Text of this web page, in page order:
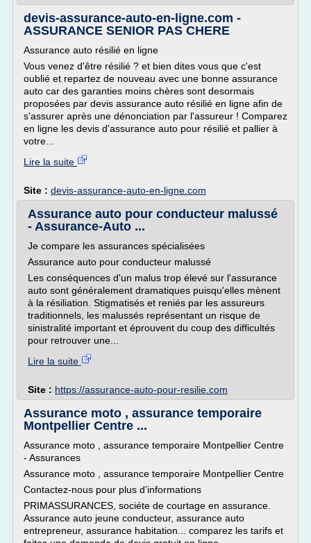
devis-assurance-auto-en-ligne.com -
ASSURANCE SENIOR PAS CHERE
Assurance auto résilié en ligne
Vous venez d'être résilié ? et bien dites vous que c'est
oublié et repartez de nouveau avec une bonne assurance
auto car des garanties moins chères sont desormais
proposées par devis assurance auto résilié en ligne afin de
s'assurer après une dénonciation par l'assureur ! Comparez
en ligne les devis d'assurance auto pour résilié et pallier à
votre...
Lire la suite
Site : devis-assurance-auto-en-ligne.com
Assurance auto pour conducteur malussé
- Assurance-Auto ...
Je compare les assurances spécialisées
Assurance auto pour conducteur malussé
Les conséquences d'un malus trop élevé sur l'assurance
auto sont généralement dramatiques puisqu'elles mènent
à la résiliation. Stigmatisés et reniés par les assureurs
traditionnels, les malussés représentant un risque de
sinistralité important et éprouvent du coup des difficultés
pour retrouver une...
Lire la suite
Site : https://assurance-auto-pour-resilie.com
Assurance moto , assurance temporaire
Montpellier Centre ...
Assurance moto , assurance temporaire Montpellier Centre
- Assurances
Assurance moto , assurance temporaire Montpellier Centre
Contactez-nous pour plus d'informations
PRIMASSURANCES, sociéte de courtage en assurance.
Assurance auto jeune conducteur, assurance auto
entrepreneur, assurance habitation... comparez les tarifs et